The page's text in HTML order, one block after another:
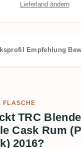
Lieferland ändern
Empfehlung
FLASCHE
TRC
Cask Rum
2016?